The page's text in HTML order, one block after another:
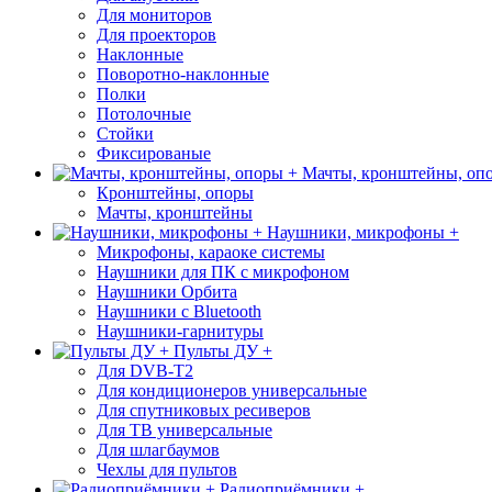
Для мониторов
Для проекторов
Наклонные
Поворотно-наклонные
Полки
Потолочные
Стойки
Фиксированые
Мачты, кронштейны,
Кронштейны, опоры
Мачты, кронштейны
Наушники, микрофоны +
Микрофоны, караоке системы
Наушники для ПК с микрофоном
Наушники Орбита
Наушники с Bluetooth
Наушники-гарнитуры
Пульты ДУ +
Для DVB-T2
Для кондиционеров универсальные
Для спутниковых ресиверов
Для ТВ универсальные
Для шлагбаумов
Чехлы для пультов